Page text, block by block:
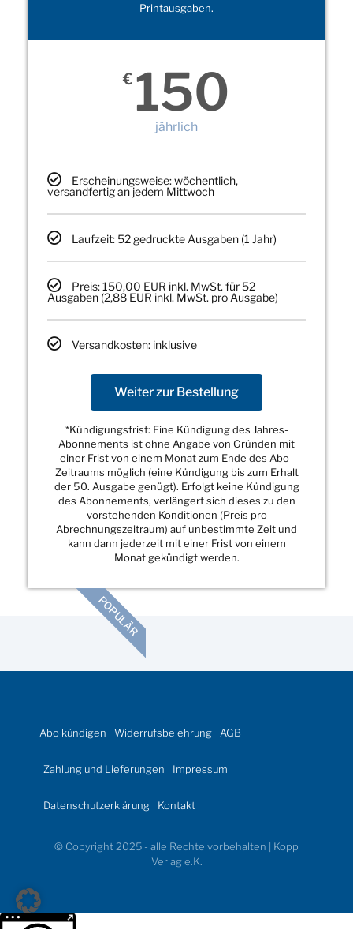
Printausgaben.
€ 150
jährlich
Erscheinungsweise: wöchentlich,
versandfertig an jedem Mittwoch
Laufzeit: 52 gedruckte Ausgaben (1 Jahr)
Preis: 150,00 EUR inkl. MwSt. für 52
Ausgaben (2,88 EUR inkl. MwSt. pro Ausgabe)
Versandkosten: inklusive
Weiter zur Bestellung
*Kündigungsfrist: Eine Kündigung des Jahres-
Abonnements ist ohne Angabe von Gründen mit
einer Frist von einem Monat zum Ende des Abo-
Zeitraums möglich (eine Kündigung bis zum Erhalt
der 50. Ausgabe genügt). Erfolgt keine Kündigung
des Abonnements, verlängert sich dieses zu den
vorstehenden Konditionen (Preis pro
Abrechnungszeitraum) auf unbestimmte Zeit und
kann dann jederzeit mit einer Frist von einem
Monat gekündigt werden.
POPULÄR
Abo kündigen Widerrufsbelehrung AGB
Zahlung und Lieferungen Impressum
Datenschutzerklärung Kontakt
© Copyright 2025 - alle Rechte vorbehalten | Kopp
Verlag e.K.
Weitere Informationen über den gesperrten Inhalt.